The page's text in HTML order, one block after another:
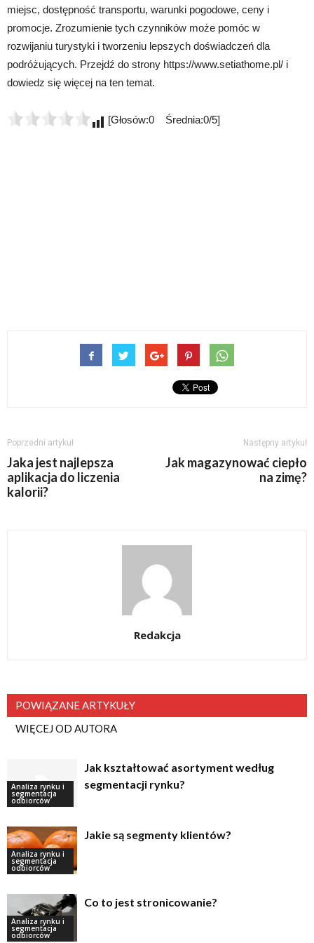
miejsc, dostępność transportu, warunki pogodowe, ceny i
promocje. Zrozumienie tych czynników może pomóc w
rozwijaniu turystyki i tworzeniu lepszych doświadczeń dla
podróżujących. Przejdź do strony https://www.setiathome.pl/ i
dowiedz się więcej na ten temat.
[Głosów:0 Średnia:0/5]
Poprzedni artykuł
Jaka jest najlepsza
aplikacja do liczenia
kalorii?
Następny artykuł
Jak magazynować ciepło
na zimę?
Redakcja
POWIĄZANE ARTYKUŁY
WIĘCEJ OD AUTORA
Analiza rynku i
segmentacja
odbiorców
Jak kształtować asortyment według
segmentacji rynku?
Analiza rynku i
segmentacja
odbiorców
Jakie są segmenty klientów?
Analiza rynku i
segmentacja
odbiorców
Co to jest stronicowanie?